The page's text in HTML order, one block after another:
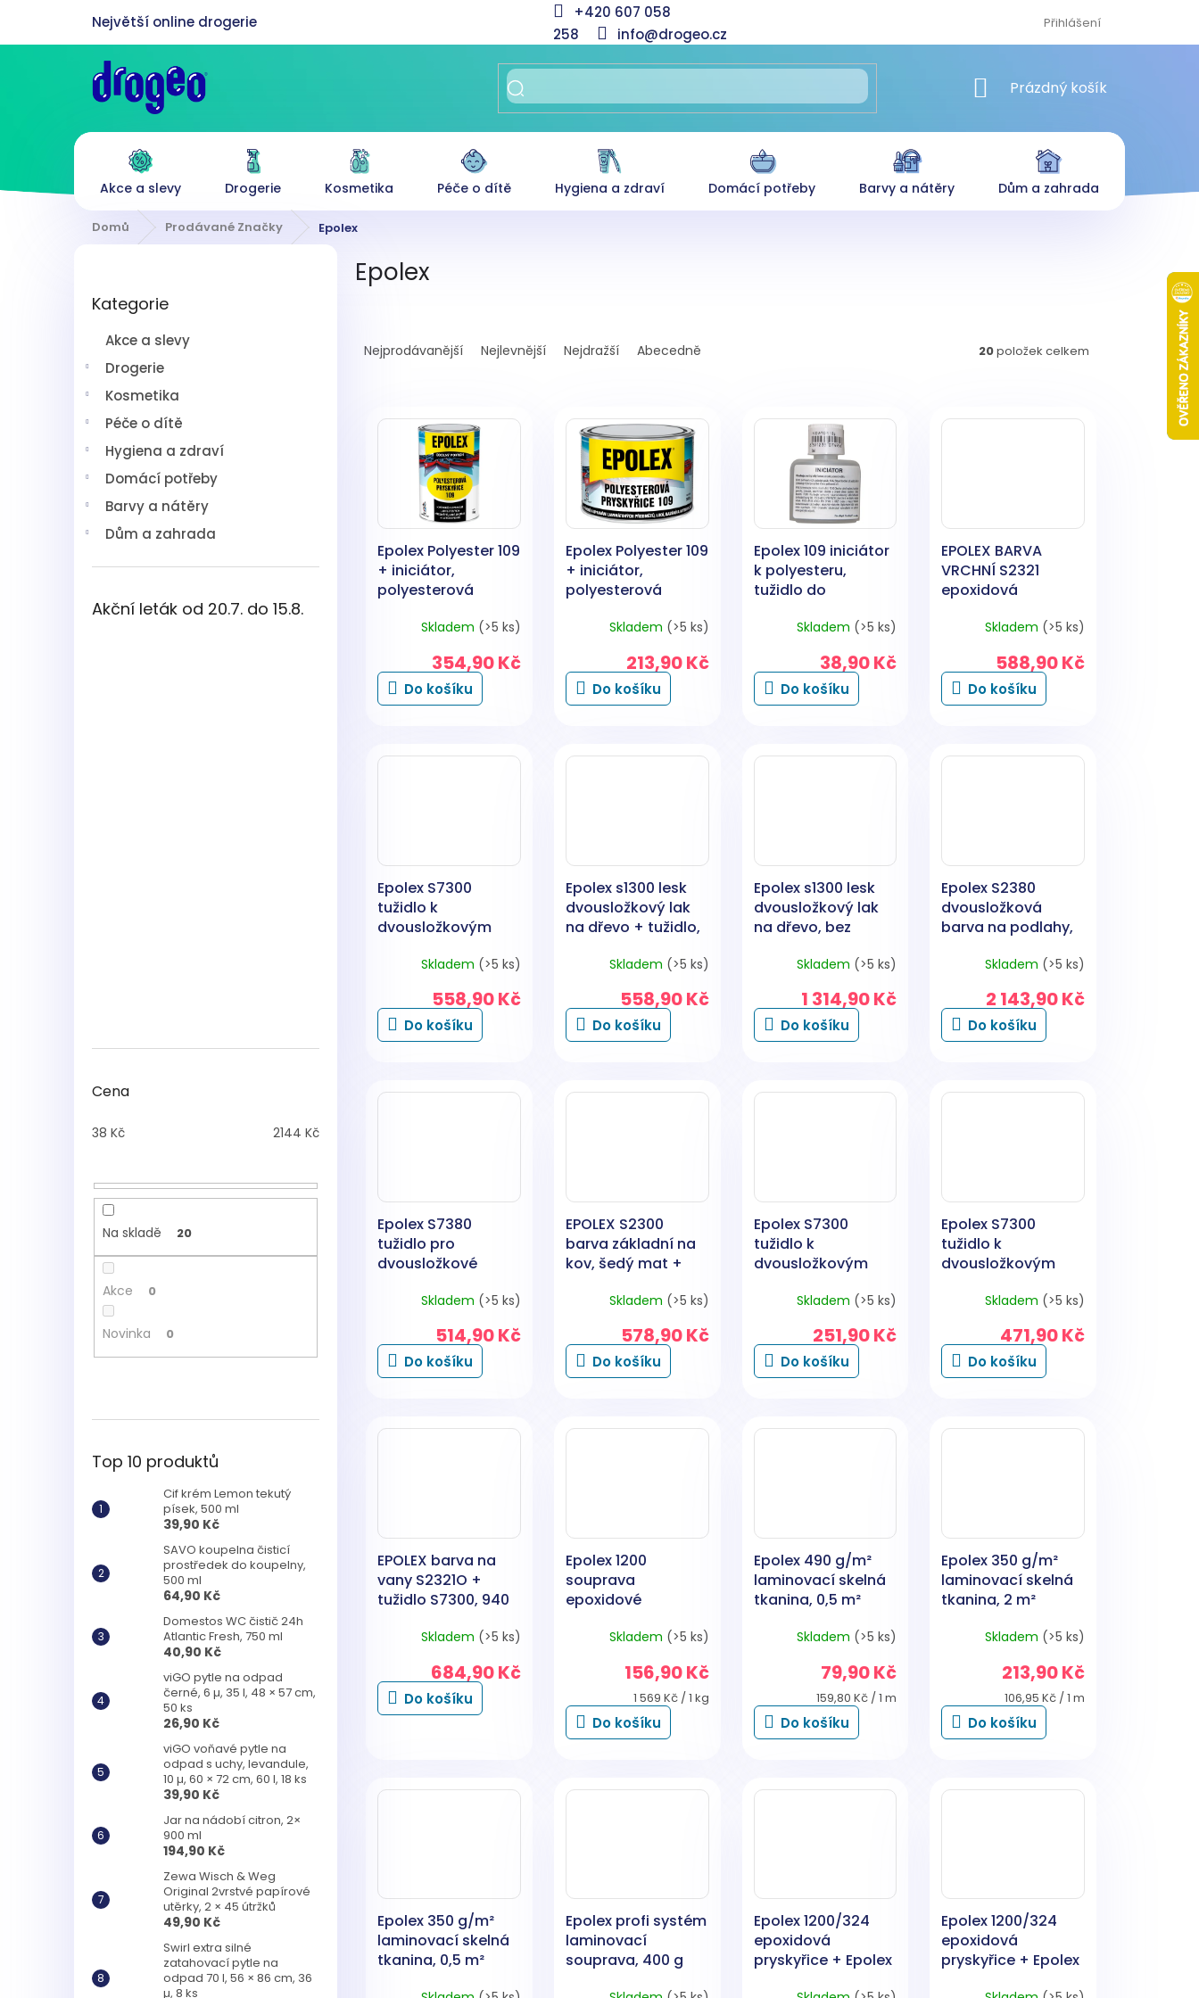
obsah
+420 607 058
258
info@drogeo.cz
Přihlášení
NÁKUPNÍ KOŠÍK
Prázdný košík
Akce a slevy Drogerie Kosmetika Péče o dítě Hygiena a zdraví Domácí potřeby Barvy a nátěry Dům a zahrada
Domů Prodávané Značky Epolex
kategorie
Kategorie
Akce a slevy
Drogerie
Kosmetika
Péče o dítě
Hygiena a zdraví
Domácí potřeby
Barvy a nátěry
Dům a zahrada
Akční leták od 20.7. do 15.8.
Cena
38 Kč 2144 Kč
Na skladě 20
Akce 0
Novinka 0
Top 10 produktů
Cif krém Lemon tekutý
písek, 500 ml
39,90 Kč
SAVO koupelna čisticí
prostředek do koupelny,
500 ml
64,90 Kč
Domestos WC čistič 24h
Atlantic Fresh, 750 ml
40,90 Kč
viGO pytle na odpad
černé, 6 µ, 35 l, 48 × 57 cm,
50 ks
26,90 Kč
viGO voňavé pytle na
odpad s uchy, levandule,
10 µ, 60 × 72 cm, 60 l, 18 ks
39,90 Kč
Jar na nádobí citron, 2×
900 ml
194,90 Kč
Zewa Wisch & Weg
Original 2vrstvé papírové
utěrky, 2 × 45 útržků
49,90 Kč
Swirl extra silné
zatahovací pytle na
odpad 70 l, 56 × 86 cm, 36
µ, 8 ks
Epolex
aNejprodávanější Nejlevnější Nejdražší Abecedně 20položek celkem
Epolex Polyester 109
+ iniciátor,
polyesterová
Skladem (>5 ks)
354,90 Kč
Do košíku
Epolex Polyester 109
+ iniciátor,
polyesterová
Skladem (>5 ks)
213,90 Kč
Do košíku
Epolex 109 iniciátor
k polyesteru,
tužidlo do
tmelů, 15 g
Skladem (>5 ks)
38,90 Kč
Do košíku
EPOLEX BARVA
VRCHNÍ S2321
epoxidová
dřevo, kov, zdivo,
tužidlo 240 g
Skladem (>5 ks)
588,90 Kč
Do košíku
Epolex S7300
tužidlo k
dvousložkovým
Skladem (>5 ks)
558,90 Kč
Do košíku
Epolex s1300 lesk
dvousložkový lak
na dřevo + tužidlo,
Skladem (>5 ks)
558,90 Kč
Do košíku
Epolex s1300 lesk
dvousložkový lak
na dřevo, bez
Skladem (>5 ks)
1 314,90 Kč
Do košíku
Epolex S2380
dvousložková
barva na podlahy,
Skladem (>5 ks)
2 143,90 Kč
Do košíku
Epolex S7380
tužidlo pro
dvousložkové
Skladem (>5 ks)
514,90 Kč
Do košíku
EPOLEX S2300
barva základní na
kov, šedý mat +
tužidlo, sada 1,18 kg
Skladem (>5 ks)
578,90 Kč
Do košíku
Epolex S7300
tužidlo k
dvousložkovým
Skladem (>5 ks)
251,90 Kč
Do košíku
Epolex S7300
tužidlo k
dvousložkovým
Skladem (>5 ks)
471,90 Kč
Do košíku
EPOLEX barva na
vany S2321O +
tužidlo S7300, 940
Skladem (>5 ks)
684,90 Kč
Do košíku
Epolex 1200
souprava
epoxidové
Skladem (>5 ks)
156,90 Kč
Měrná
cena:
1 569 Kč / 1 kg
Do košíku
Epolex 490 g/m²
laminovací skelná
tkanina, 0,5 m²
Skladem (>5 ks)
79,90 Kč
Měrná
cena:
159,80 Kč / 1 m
Do košíku
Epolex 350 g/m²
laminovací skelná
tkanina, 2 m²
Skladem (>5 ks)
213,90 Kč
Měrná
cena:
106,95 Kč / 1 m
Do košíku
Epolex 350 g/m²
laminovací skelná
tkanina, 0,5 m²
Epolex profi systém
laminovací
souprava, 400 g
Epolex 1200/324
epoxidová
pryskyřice + Epolex
Epolex 1200/324
epoxidová
pryskyřice + Epolex